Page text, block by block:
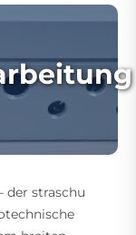
der straschu